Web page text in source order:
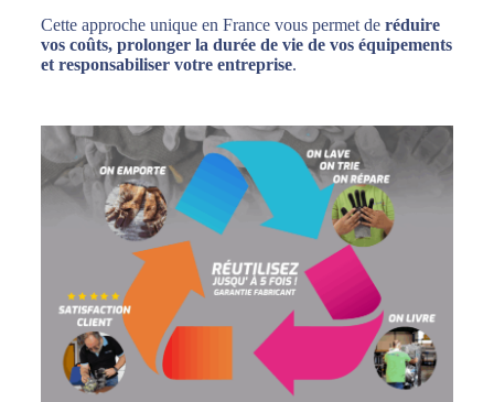
Cette approche unique en France vous permet de réduire
vos coûts, prolonger la durée de vie de vos équipements
et responsabiliser votre entreprise.